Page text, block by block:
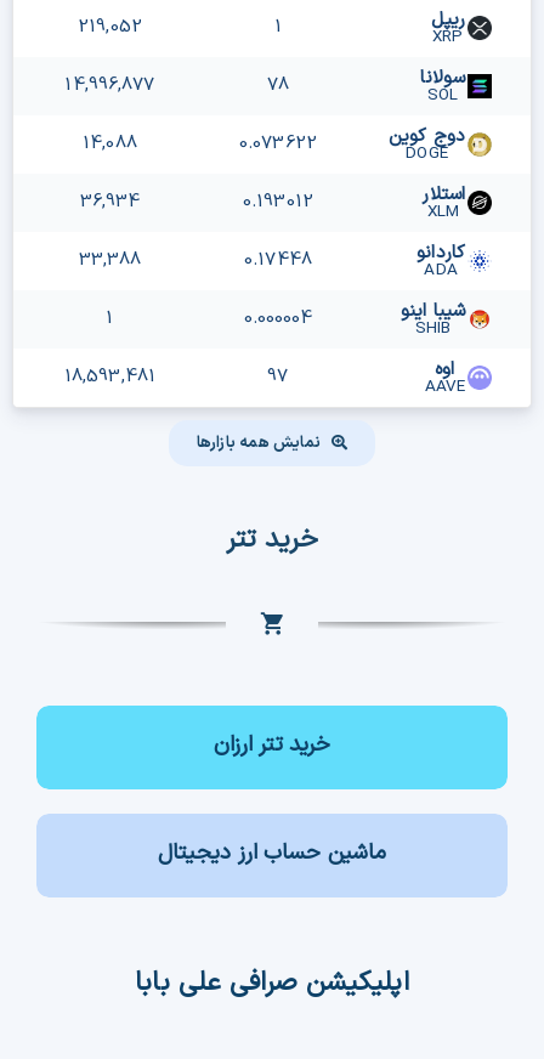
ریپل
XRP
1
219,052
سولانا
SOL
78
14,996,877
دوج کوین
DOGE
0.073622
14,088
استلار
XLM
0.193012
36,934
کاردانو
ADA
0.17448
33,388
شیبا اینو
SHIB
0.000004
1
اوه
AAVE
97
18,593,481
نمایش همه بازارها
خرید تتر
خرید تتر ارزان
ماشین حساب ارز دیجیتال
اپلیکیشن صرافی علی بابا